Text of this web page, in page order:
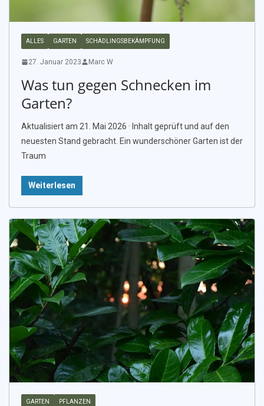
ALLES GARTEN SCHÄDLINGSBEKÄMPFUNG
27. Januar 2023 Marc W
Was tun gegen Schnecken im
Garten?
Aktualisiert am 21. Mai 2026 · Inhalt geprüft und auf den
neuesten Stand gebracht. Ein wunderschöner Garten ist der
Traum
Weiterlesen
GARTEN PFLANZEN